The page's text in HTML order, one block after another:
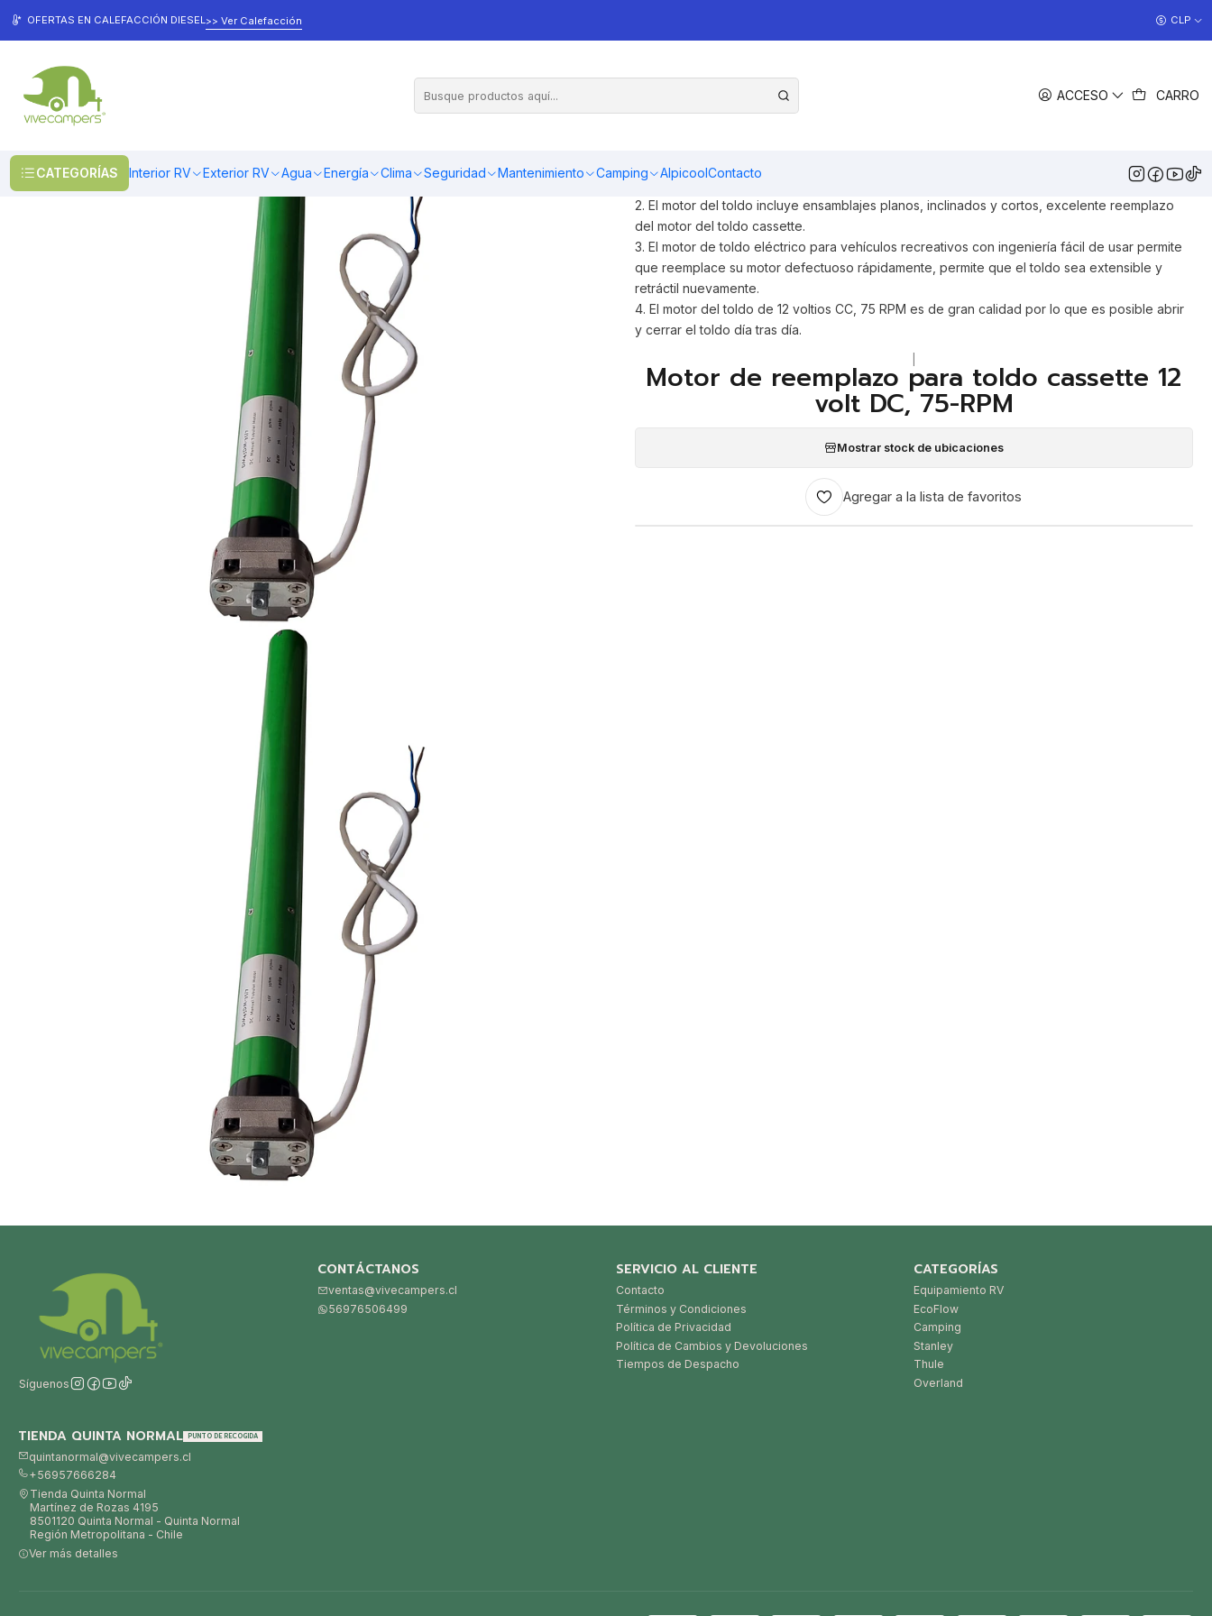
ACCESO CARRO
CATEGORÍAS Interior RV Exterior RV Agua Energía Clima Seguridad Mantenimiento Camping AlpicoolContacto
OFERTAS EN CALEFACCIÓN DIESEL>> Ver Calefacción CLP
Inicio Toldos & Cobertores Toldos Accesorios Toldos
1. Motor Awnlux de repuesto para toldo eléctrico con conectores duales
2. El motor del toldo incluye ensamblajes planos, inclinados y cortos, excelente reemplazo
del motor del toldo cassette.
3. El motor de toldo eléctrico para vehículos recreativos con ingeniería fácil de usar permite
que reemplace su motor defectuoso rápidamente, permite que el toldo sea extensible y
retráctil nuevamente.
4. El motor del toldo de 12 voltios CC, 75 RPM es de gran calidad por lo que es posible abrir
y cerrar el toldo día tras día.
Motor de reemplazo para toldo cassette 12
volt DC, 75-RPM
Mostrar stock de ubicaciones
Agregar a la lista de favoritos
Síguenos
CONTÁCTANOS
ventas@vivecampers.cl
56976506499
SERVICIO AL CLIENTE
Contacto
Términos y Condiciones
Política de Privacidad
Política de Cambios y Devoluciones
Tiempos de Despacho
CATEGORÍAS
Equipamiento RV
EcoFlow
Camping
Stanley
Thule
Overland
TIENDA QUINTA NORMAL PUNTO DE RECOGIDA
quintanormal@vivecampers.cl
+56957666284
Tienda Quinta Normal
Martínez de Rozas 4195
8501120 Quinta Normal - Quinta Normal
Región Metropolitana - Chile
Ver más detalles